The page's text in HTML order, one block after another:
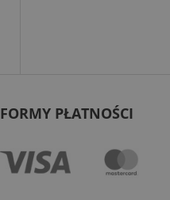
FORMY PŁATNOŚCI